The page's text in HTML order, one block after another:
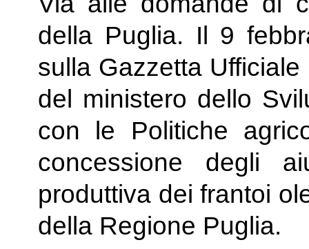
della Puglia. Il 9
sulla Gazzetta
del ministero dello
con le Politiche
concessione degli
produttiva dei frantoi
della Regione Puglia.